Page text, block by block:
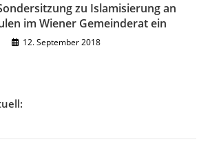
zu Islamisierung an
im Wiener Gemeinderat ein
12. September 2018